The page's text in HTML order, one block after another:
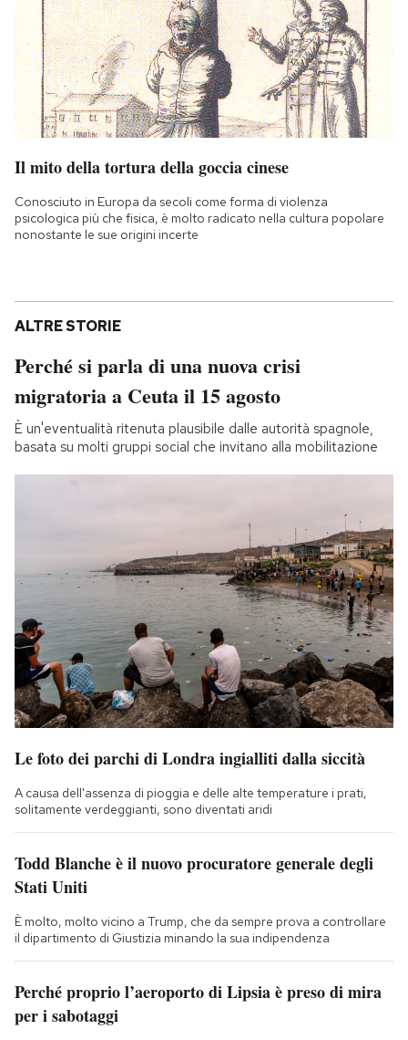
Il mito della tortura della goccia cinese
Conosciuto in Europa da secoli come forma di violenza
psicologica più che fisica, è molto radicato nella cultura popolare
nonostante le sue origini incerte
ALTRE STORIE
Perché si parla di una nuova crisi
migratoria a Ceuta il 15 agosto
È un'eventualità ritenuta plausibile dalle autorità spagnole,
basata su molti gruppi social che invitano alla mobilitazione
Le foto dei parchi di Londra ingialliti dalla siccità
A causa dell'assenza di pioggia e delle alte temperature i prati,
solitamente verdeggianti, sono diventati aridi
Todd Blanche è il nuovo procuratore generale degli
Stati Uniti
È molto, molto vicino a Trump, che da sempre prova a controllare
il dipartimento di Giustizia minando la sua indipendenza
Perché proprio l’aeroporto di Lipsia è preso di mira
per i sabotaggi